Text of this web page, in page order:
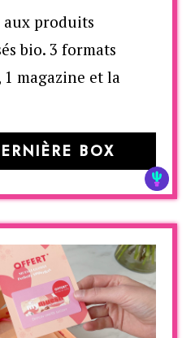
aux produits
bio. 3 formats
magazine et la
BOX